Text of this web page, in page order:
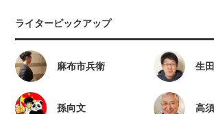
ライターピックアップ
麻布市兵衛 生
孫向文 高